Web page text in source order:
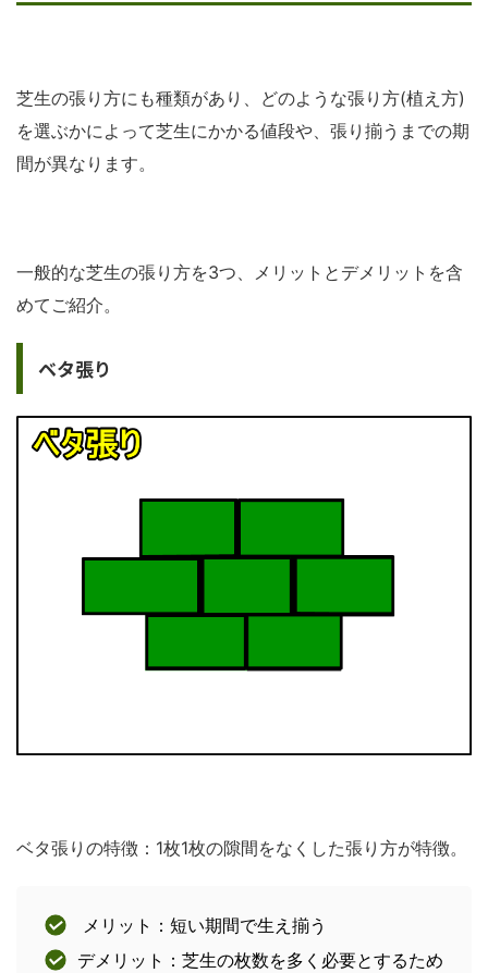
芝生の張り方にも種類があり、どのような張り方(植え方)
を選ぶかによって芝生にかかる値段や、張り揃うまでの期
間が異なります。
一般的な芝生の張り方を3つ、メリットとデメリットを含
めてご紹介。
ベタ張り
ベタ張りの特徴：1枚1枚の隙間をなくした張り方が特徴。
メリット：短い期間で生え揃う
デメリット：芝生の枚数を多く必要とするため